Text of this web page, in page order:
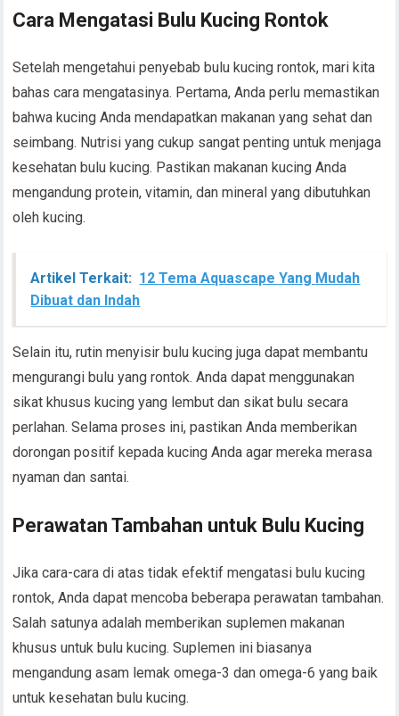
Cara Mengatasi Bulu Kucing Rontok
Setelah mengetahui penyebab bulu kucing rontok, mari kita
bahas cara mengatasinya. Pertama, Anda perlu memastikan
bahwa kucing Anda mendapatkan makanan yang sehat dan
seimbang. Nutrisi yang cukup sangat penting untuk menjaga
kesehatan bulu kucing. Pastikan makanan kucing Anda
mengandung protein, vitamin, dan mineral yang dibutuhkan
oleh kucing.
Artikel Terkait: 12 Tema Aquascape Yang Mudah
Dibuat dan Indah
Selain itu, rutin menyisir bulu kucing juga dapat membantu
mengurangi bulu yang rontok. Anda dapat menggunakan
sikat khusus kucing yang lembut dan sikat bulu secara
perlahan. Selama proses ini, pastikan Anda memberikan
dorongan positif kepada kucing Anda agar mereka merasa
nyaman dan santai.
Perawatan Tambahan untuk Bulu Kucing
Jika cara-cara di atas tidak efektif mengatasi bulu kucing
rontok, Anda dapat mencoba beberapa perawatan tambahan.
Salah satunya adalah memberikan suplemen makanan
khusus untuk bulu kucing. Suplemen ini biasanya
mengandung asam lemak omega-3 dan omega-6 yang baik
untuk kesehatan bulu kucing.